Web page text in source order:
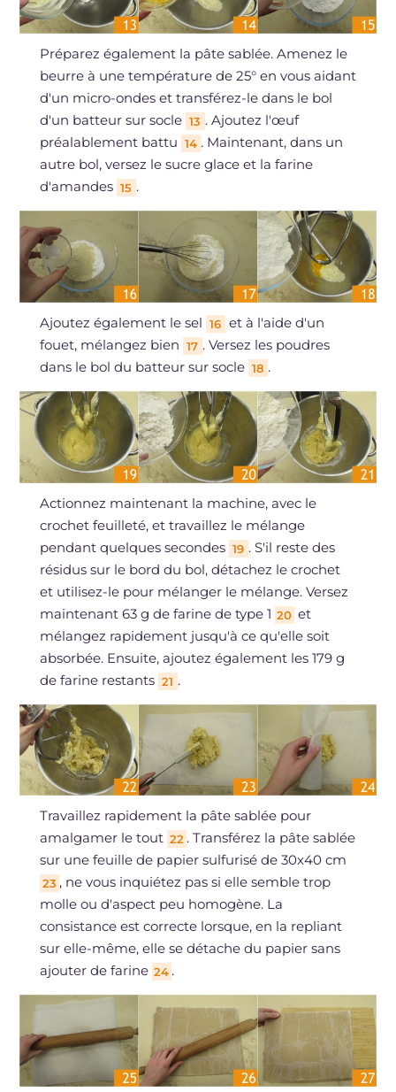
Préparez également la pâte sablée. Amenez le
beurre à une température de 25° en vous aidant
d'un micro-ondes et transférez-le dans le bol
d'un batteur sur socle 13 . Ajoutez l'œuf
préalablement battu 14 . Maintenant, dans un
autre bol, versez le sucre glace et la farine
d'amandes 15 .
Ajoutez également le sel 16 et à l'aide d'un
fouet, mélangez bien 17 . Versez les poudres
dans le bol du batteur sur socle 18 .
Actionnez maintenant la machine, avec le
crochet feuilleté, et travaillez le mélange
pendant quelques secondes 19 . S'il reste des
résidus sur le bord du bol, détachez le crochet
et utilisez-le pour mélanger le mélange. Versez
maintenant 63 g de farine de type 1 20 et
mélangez rapidement jusqu'à ce qu'elle soit
absorbée. Ensuite, ajoutez également les 179 g
de farine restants 21 .
Travaillez rapidement la pâte sablée pour
amalgamer le tout 22 . Transférez la pâte sablée
sur une feuille de papier sulfurisé de 30x40 cm
23 , ne vous inquiétez pas si elle semble trop
molle ou d'aspect peu homogène. La
consistance est correcte lorsque, en la repliant
sur elle-même, elle se détache du papier sans
ajouter de farine 24 .